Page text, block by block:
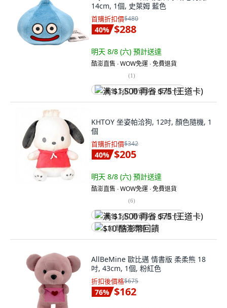
14cm, 1個, 史萊姆 藍色
首購折扣價$480
40% $288
明天 8/8 (六) 預計送達
酷澎直售 ∙ WOW免運 ∙ 免費退貨
(1)
满 $1,500 再省 $75 (王道卡)
KHTOY 坐姿帕洽狗, 12吋, 顏色隨機, 1
個
首購折扣價$342
40% $205
明天 8/8 (六) 預計送達
酷澎直售 ∙ WOW免運 ∙ 免費退貨
(6)
满 $1,500 再省 $75 (王道卡)
$10 酷澎幣回饋
AllBeMine 歐比邁 情書版 柔柔熊 18
吋, 43cm, 1個, 粉紅色
折扣後價格$675
76% $162